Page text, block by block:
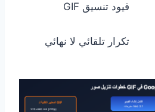
قيود تنسيق GIF
تكرار تلقائي لا نهائي